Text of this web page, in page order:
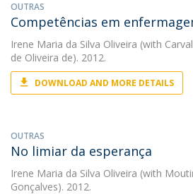
OUTRAS
Competências em
Irene Maria da Silva Oliveira (with
de Oliveira de). 2012.
DOWNLOAD AND MORE DETAILS
OUTRAS
No limiar da esperança
Irene Maria da Silva Oliveira (with
Gonçalves). 2012.